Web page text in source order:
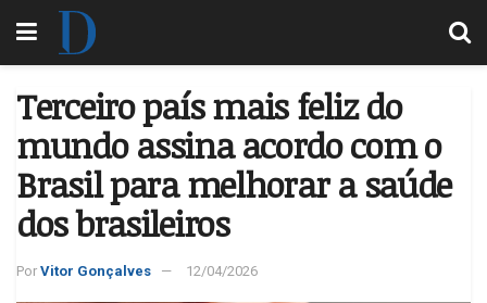
Terceiro país mais feliz do
mundo assina acordo com o
Brasil para melhorar a saúde
dos brasileiros
Por Vitor Gonçalves 12/04/2026